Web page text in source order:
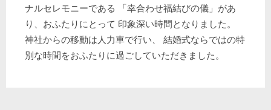
ナルセレモニーである 「幸合わせ福結びの儀」があ
り、おふたりにとって 印象深い時間となりました。
神社からの移動は人力車で行い、 結婚式ならではの特
別な時間をおふたりに過ごしていただきました。